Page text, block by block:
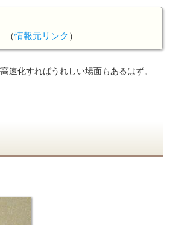
（情報元リンク ）
速化すればうれしい場面もあるはず。